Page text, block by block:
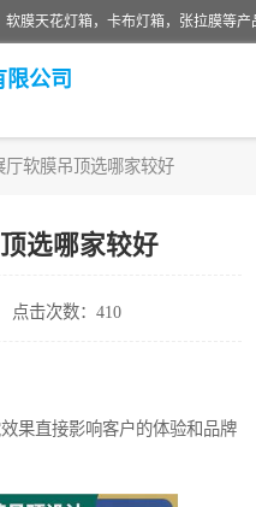
公司
厅软膜吊顶选哪家较好
选哪家较好
点击次数：410
果直接影响客户的体验和品牌